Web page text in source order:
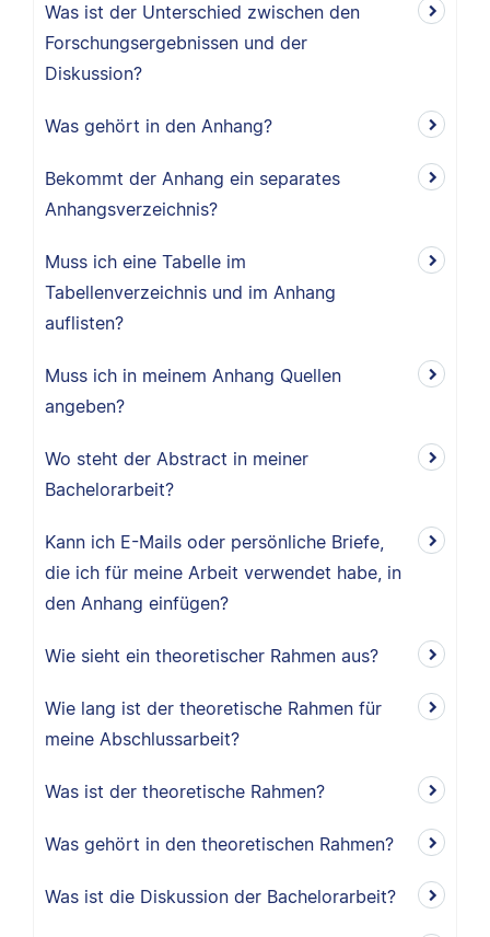
Was ist der Unterschied zwischen den
Forschungsergebnissen und der
Diskussion?
Was gehört in den Anhang?
Bekommt der Anhang ein separates
Anhangsverzeichnis?
Muss ich eine Tabelle im
Tabellenverzeichnis und im Anhang
auflisten?
Muss ich in meinem Anhang Quellen
angeben?
Wo steht der Abstract in meiner
Bachelorarbeit?
Kann ich E-Mails oder persönliche Briefe,
die ich für meine Arbeit verwendet habe, in
den Anhang einfügen?
Wie sieht ein theoretischer Rahmen aus?
Wie lang ist der theoretische Rahmen für
meine Abschlussarbeit?
Was ist der theoretische Rahmen?
Was gehört in den theoretischen Rahmen?
Was ist die Diskussion der Bachelorarbeit?